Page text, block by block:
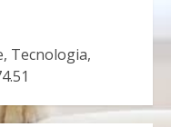
Tecnologia,